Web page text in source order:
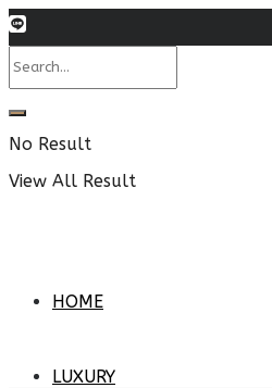
No Result
View All Result
HOME
LUXURY